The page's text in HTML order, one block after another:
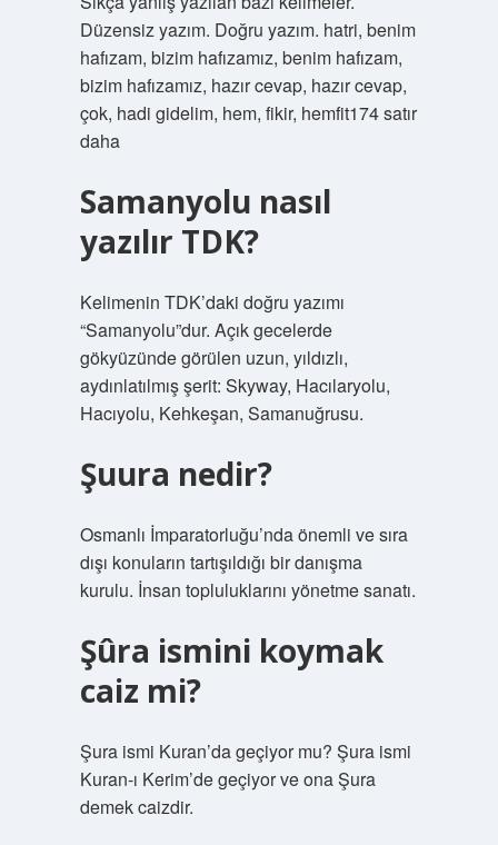
Düzensiz yazım. Doğru yazım. hatri, benim
hafızam, bizim hafızamız, benim hafızam,
bizim hafızamız, hazır cevap, hazır cevap,
çok, hadi gidelim, hem, fikir, hemfit174 satır
daha
Samanyolu nasıl
yazılır TDK?
Kelimenin TDK’daki doğru yazımı
“Samanyolu”dur. Açık gecelerde
gökyüzünde görülen uzun, yıldızlı,
aydınlatılmış şerit: Skyway, Hacılaryolu,
Hacıyolu, Kehkeşan, Samanuğrusu.
Şuura nedir?
Osmanlı İmparatorluğu’nda önemli ve sıra
dışı konuların tartışıldığı bir danışma
kurulu. İnsan topluluklarını yönetme sanatı.
Şûra ismini koymak
caiz mi?
Şura ismi Kuran’da geçiyor mu? Şura ismi
Kuran-ı Kerim’de geçiyor ve ona Şura
demek caizdir.